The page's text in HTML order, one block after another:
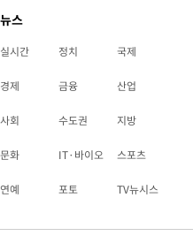
뉴스
실시간 정치 국제
경제 금융 산업
사회 수도권 지방
문화 IT·바이오 스포츠
연예 포토 TV뉴시스